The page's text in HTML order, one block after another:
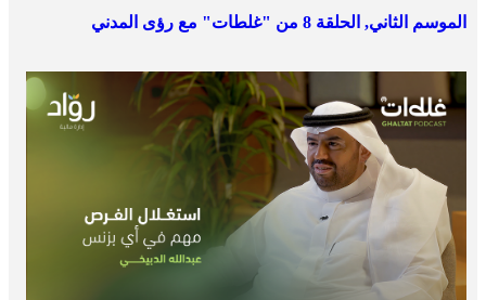
الموسم الثاني, الحلقة 8 من "غلطات" مع رؤى المدني